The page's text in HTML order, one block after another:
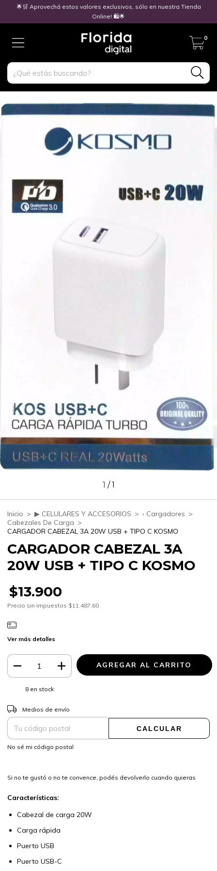
🌟🛒 Aprovechá estos valores exclusivos, sólo en nuestra Tienda
Online! 🛍️🌟
0
1 /1
Inicio > ▶ CELULARES Y ACCESORIOS > › Cargadores >
Cabezales De Carga >
CARGADOR CABEZAL 3A 20W USB + TIPO C KOSMO
CARGADOR CABEZAL 3A
20W USB + TIPO C KOSMO
$13.900
Precio sin impuestos $11.487,60
Ver más detalles
8en stock
Entregas para el CP:
Medios de envío
CALCULAR
No sé mi código postal
Si no te gustó o no te convence, podés devolverlo cuando quieras
Características:
Cabezal de carga 20W
Carga rápida
Puerto USB
Puerto USB-C